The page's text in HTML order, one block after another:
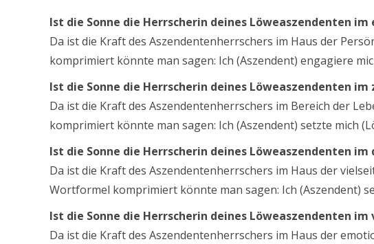
Ist die Sonne die Herrscherin deines Löweaszendenten im
Da ist die Kraft des Aszendentenherrschers im Haus der
komprimiert könnte man sagen: Ich (Aszendent) engagiere
Ist die Sonne die Herrscherin deines Löweaszendenten im
Da ist die Kraft des Aszendentenherrschers im Bereich der
komprimiert könnte man sagen: Ich (Aszendent) setzte mich
Ist die Sonne die Herrscherin deines Löweaszendenten
Da ist die Kraft des Aszendentenherrschers im Haus der
Wortformel komprimiert könnte man sagen: Ich (Aszendent)
Ist die Sonne die Herrscherin deines Löweaszendenten im
Da ist die Kraft des Aszendentenherrschers im Haus der